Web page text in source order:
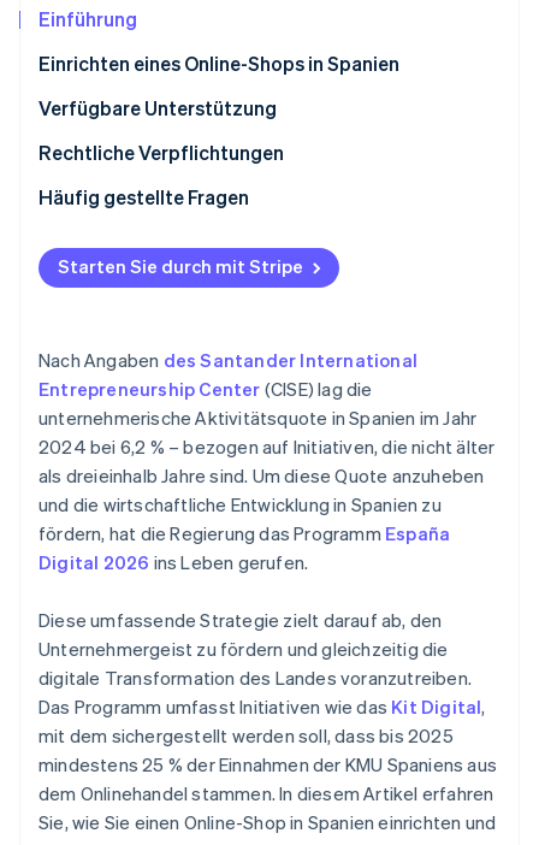
Start-up-Gründung
Climate
CO₂-Entnahme
Identity
Jetzt ansehen
Partner
Einführung
Einrichten eines Online-Shops in Spanien
Auswählen einer E-Commerce-Plattform
Integration von Zahlungs-Gateways in Ihren Shop
Testen
Bewerbung des Online-Shops
Verfügbare Unterstützung
Rechtliche Verpflichtungen
Steuerliche Verpflichtungen
Gesetzliche Verpflichtungen
Häufig gestellte Fragen
Müssen sich Eigentümer als Selbstständige oder
Einzelunternehmer registrieren, um einen Online-
Shop in Spanien einzurichten?
Spanien?
Ist für den Verkauf von Produkten in einem Online-
Shop ein physischer Standort erforderlich?
Welche Zahlungsmethoden werden für Online-
Shops in Spanien empfohlen?
Starten Sie durch mit Stripe
Nach Angaben des Santander International
Entrepreneurship Center (CISE) lag die
unternehmerische Aktivitätsquote in Spanien im Jahr
2024 bei 6,2 % – bezogen auf Initiativen, die nicht älter
als dreieinhalb Jahre sind. Um diese Quote anzuheben
und die wirtschaftliche Entwicklung in Spanien zu
fördern, hat die Regierung das Programm España
Digital 2026 ins Leben gerufen.
Diese umfassende Strategie zielt darauf ab, den
Unternehmergeist zu fördern und gleichzeitig die
digitale Transformation des Landes voranzutreiben.
Das Programm umfasst Initiativen wie das Kit Digital,
mit dem sichergestellt werden soll, dass bis 2025
mindestens 25 % der Einnahmen der KMU Spaniens aus
dem Onlinehandel stammen. In diesem Artikel erfahren
Sie, wie Sie einen Online-Shop in Spanien einrichten und